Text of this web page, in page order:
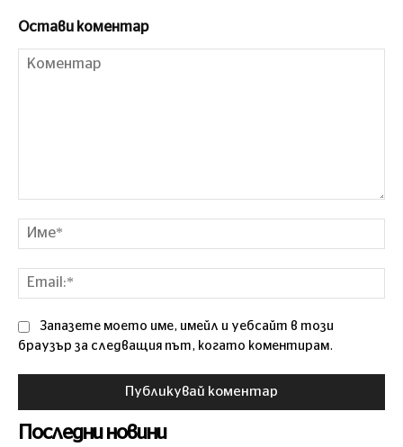
Остави коментар
Запазете моето име, имейл и уебсайт в този
браузър за следващия път, когато коментирам.
Последни новини